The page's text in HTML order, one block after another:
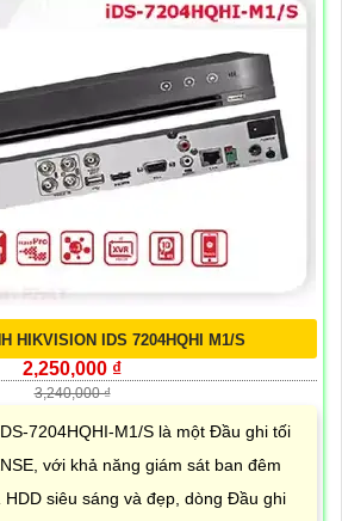
HIKVISION IDS 7204HQHI M1/S
2,250,000 ₫
3,240,000 ₫
7204HQHI-M1/S là một Đầu ghi tối
với khả năng giám sát ban đêm
siêu sáng và đẹp, dòng Đầu ghi